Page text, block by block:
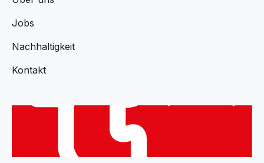
Jobs
Nachhaltigkeit
Kontakt